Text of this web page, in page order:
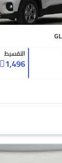
التقسيط
1,496